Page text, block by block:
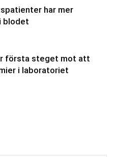
har mer
blodet
första steget mot att
i laboratoriet